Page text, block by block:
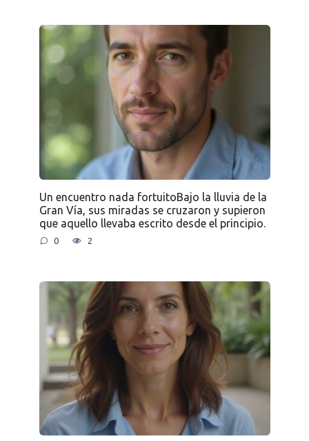
Un encuentro nada fortuitoBajo la lluvia de la
Gran Vía, sus miradas se cruzaron y supieron
que aquello llevaba escrito desde el principio.
0 2